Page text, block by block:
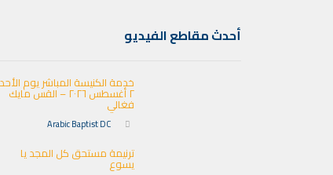
أحدث مقاطع الفيديو
خدمة الكنيسة المباشر يوم الأحد
٢ أغسطس ٢٠٢٦ – القس مايك
فغالي
Arabic Baptist DC
ترنيمة مستحق كل المجد يا
يسوع